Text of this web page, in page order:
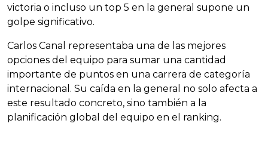
victoria o incluso un top 5 en la general supone un
golpe significativo.
Carlos Canal representaba una de las mejores
opciones del equipo para sumar una cantidad
importante de puntos en una carrera de categoría
internacional. Su caída en la general no solo afecta a
este resultado concreto, sino también a la
planificación global del equipo en el ranking.